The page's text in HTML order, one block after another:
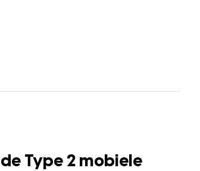
Type 2 mobiele